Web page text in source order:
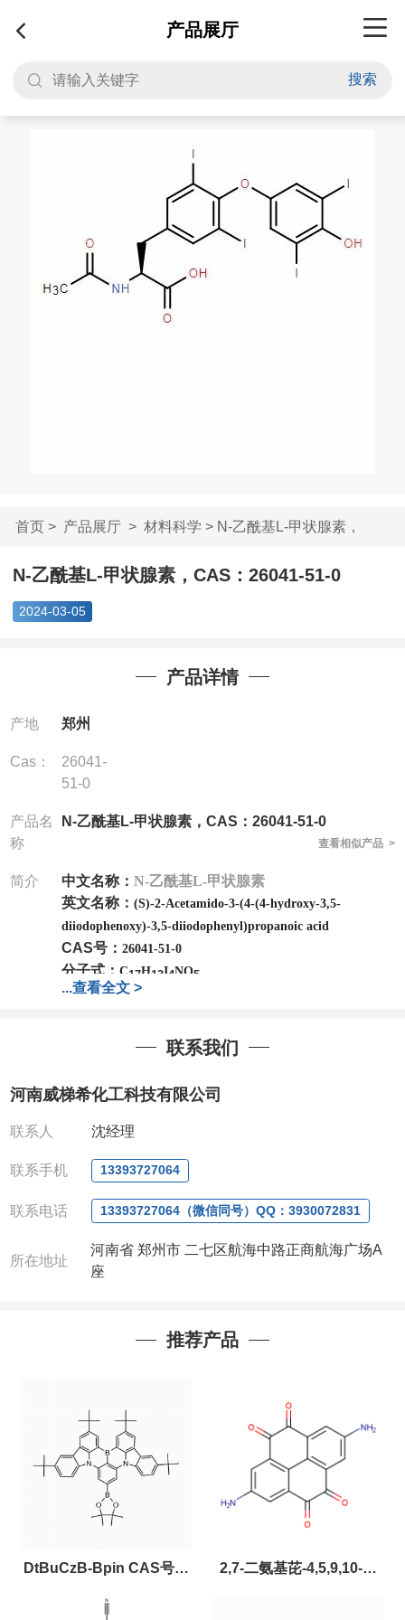
产品展厅
搜索
首页> 产品展厅> 材料科学 > N-乙酰基L-甲状腺素，
CAS：260...
N-乙酰基L-甲状腺素，CAS：26041-51-0
2024-03-05
产品详情
产地 郑州
Cas：
26041-
51-0
产品名
称
N-乙酰基L-甲状腺素，CAS：26041-51-0
查看相似产品 >
简介 中文名称： N-乙酰基L-甲状腺素
英文名称： (S)-2-Acetamido-3-(4-(4-hydroxy-3,5-
diiodophenoxy)-3,5-diiodophenyl)propanoic acid
CAS号： 26041-51-0
分子式： C17H13I4NO5
分子量：818.91
拥有一批长期从事精细化学品开发和生产的高级
店铺内只有部分产品，如需其他产品也可咨询定制！
产品详细价格、规格等请直接联系：
电话
:13393727064
电或者QQ、微信联系)
公司对高校和国家科研机构可以先发货和开票后再付
迎来电咨询相关产品，具体价格和优惠请联系或电
梯希）
,会让您事半功倍!!!
...查看全文 >
联系我们
河南威梯希化工科技有限公司
联系人 沈经理
联系手机 13393727064
联系电话 13393727064（微信同号）QQ：3930072831
所在地址
河南省 郑州市 二七区航海中路正商航海广场A
座
推荐产品
DtBuCzB-Bpin CAS号：
2643331-97-7
2,7-二氨基芘-4,5,9,10-四